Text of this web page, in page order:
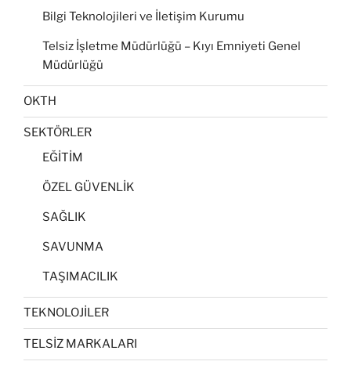
Bilgi Teknolojileri ve İletişim Kurumu
Telsiz İşletme Müdürlüğü – Kıyı Emniyeti Genel
Müdürlüğü
OKTH
SEKTÖRLER
EĞİTİM
ÖZEL GÜVENLİK
SAĞLIK
SAVUNMA
TAŞIMACILIK
TEKNOLOJİLER
TELSİZ MARKALARI